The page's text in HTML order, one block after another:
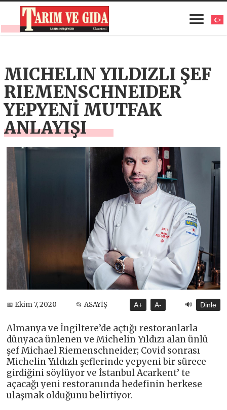
MICHELIN YILDIZLI ŞEF
RIEMENSCHNEIDER
YEPYENİ MUTFAK
ANLAYIŞI
📅 Ekim 7, 2020 📂 ASAYİŞ A+ A- 🔊 Dinle
Almanya ve İngiltere’de açtığı restoranlarla
dünyaca ünlenen ve Michelin Yıldızı alan ünlü
şef Michael Riemenschneider; Covid sonrası
Michelin Yıldızlı şeflerinde yepyeni bir sürece
girdiğini söylüyor ve İstanbul Acarkent’ te
açacağı yeni restoranında hedefinin herkese
ulaşmak olduğunu belirtiyor.